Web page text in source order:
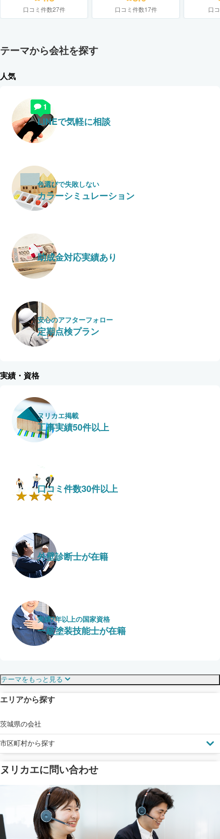
口コミ件数27件 口コミ件数17件 口
テーマから会社を探す
人気
LINEで気軽に相談
色選びで失敗しない
カラーシミュレーション
助成金対応実績あり
安心のアフターフォロー
定期点検プラン
実績・資格
ヌリカエ掲載
工事実績50件以上
口コミ件数30件以上
外壁診断士が在籍
実績7年以上の国家資格
一級塗装技能士が在籍
塗料の​品質を​保証
メーカー保証
見えにくい屋根も安心
ドローン診断
省エネ効果
断熱・遮熱塗料対応
テーマをもっと見る
エリアから探す
茨城県の会社
市区町村から探す
ヌリカエに問い合わせ